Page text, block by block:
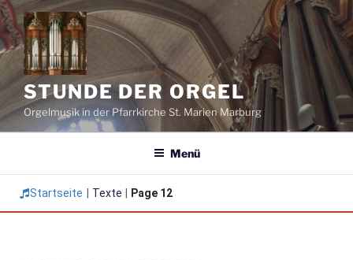
Zum
Inhalt
springen
STUNDE DER ORGEL
Orgelmusik in der Pfarrkirche St. Marien Marburg
Menü
Startseite Texte Page 12